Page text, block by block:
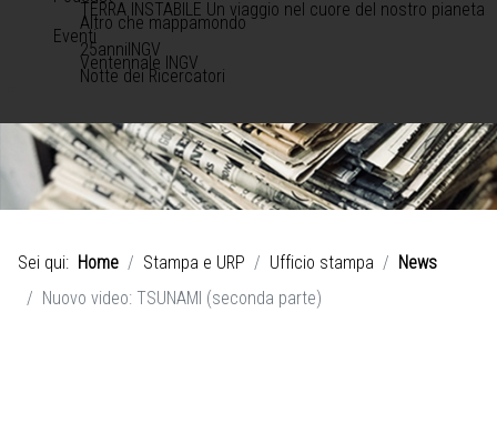
TERRA INSTABILE Un viaggio nel cuore del nostro pianeta
Altro che mappamondo
Eventi
25anniINGV
Ventennale INGV
Notte dei Ricercatori
Sei qui: Home Stampa e URP Ufficio stampa
News
Nuovo video: TSUNAMI (seconda parte)